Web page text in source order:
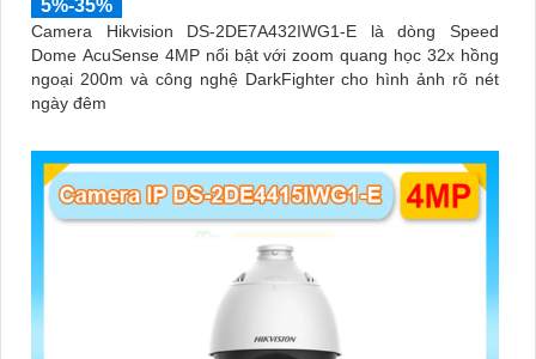
5%-35%
Camera Hikvision DS-2DE7A432IWG1-E là dòng Speed
Dome AcuSense 4MP nổi bật với zoom quang học 32x hồng
ngoại 200m và công nghệ DarkFighter cho hình ảnh rõ nét
ngày đêm